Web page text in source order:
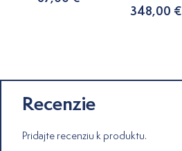
348,00 €
Recenzie
Pridajte recenziu k produktu.